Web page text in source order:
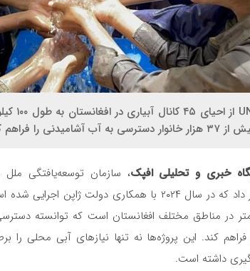
شغلی جدیدی ایجاد کرده‌اند.
خبری و تحلیلی افپک
فراهم کند. این پروژه‌ها نه تنها نیازهای آبی محلی را
داشته است.